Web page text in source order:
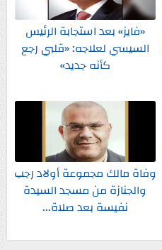
«فايز» بعد استجابة الرئيس
السيسي لعلاجه: «قلبي رجع
كأنه جديد»
وفاة مالك مجموعة أولاد رجب
والجنازة من مسجد السيدة
نفيسة بعد صلاة...